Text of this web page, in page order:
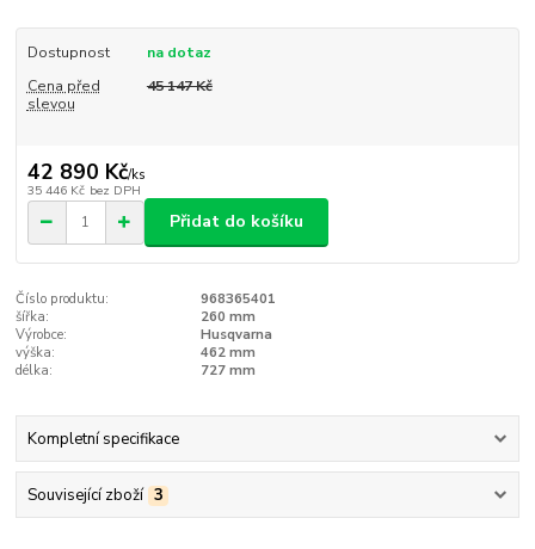
Dostupnost
na dotaz
Cena před
slevou
45 147 Kč
42 890 Kč/ks
35 446 Kč bez DPH
Přidat do košíku
Číslo produktu:
968365401
šířka:
260 mm
Výrobce:
Husqvarna
výška:
462 mm
délka:
727 mm
Kompletní specifikace
Související zboží 3